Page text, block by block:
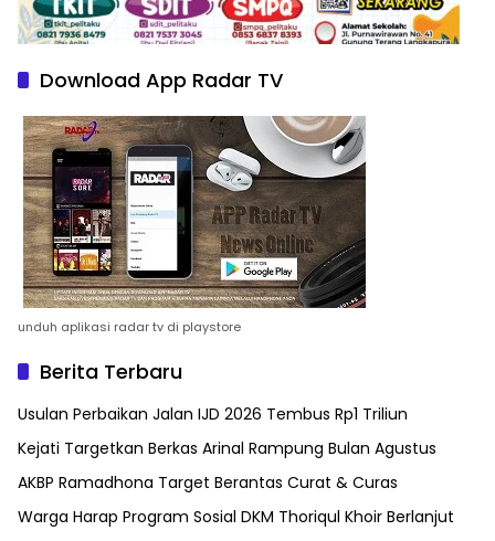
Download App Radar TV
unduh aplikasi radar tv di playstore
Berita Terbaru
Usulan Perbaikan Jalan IJD 2026 Tembus Rp1 Triliun
Kejati Targetkan Berkas Arinal Rampung Bulan Agustus
AKBP Ramadhona Target Berantas Curat & Curas
Warga Harap Program Sosial DKM Thoriqul Khoir Berlanjut